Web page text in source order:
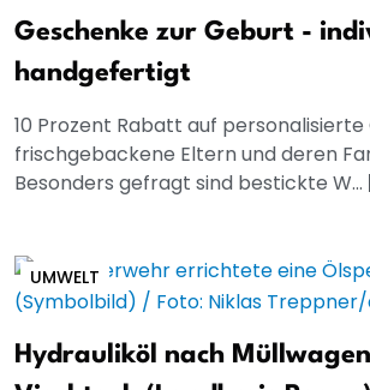
Geschenke zur Geburt -
handgefertigt
10 Prozent Rabatt auf
frischgebackene Eltern und deren
Besonders gefragt sind bestickte W...
UMWELT
Hydrauliköl nach